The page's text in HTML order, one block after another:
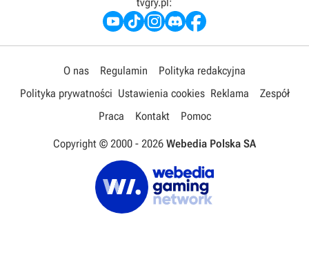
tvgry.pl:
O nas Regulamin
Polityka redakcyjna
Polityka prywatności Ustawienia cookies Reklama
Zespół
Praca
Kontakt Pomoc
Copyright © 2000 - 2026 Webedia Polska SA